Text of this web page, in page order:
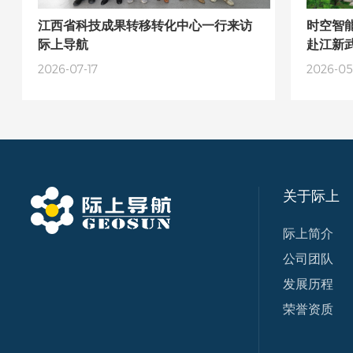
江西省科技成果转移转化中心一行来访
际上导航
2026-07-17
时空智
赴江新
流，共
2026-
关于际上
际上简介
公司团队
发展历程
荣誉资质